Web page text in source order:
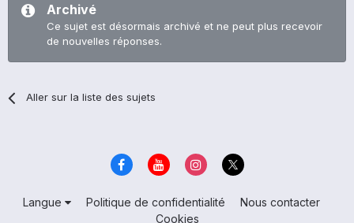
Archivé
Ce sujet est désormais archivé et ne peut plus recevoir
de nouvelles réponses.
Aller sur la liste des sujets
Langue Politique de confidentialité
Nous contacter
Cookies